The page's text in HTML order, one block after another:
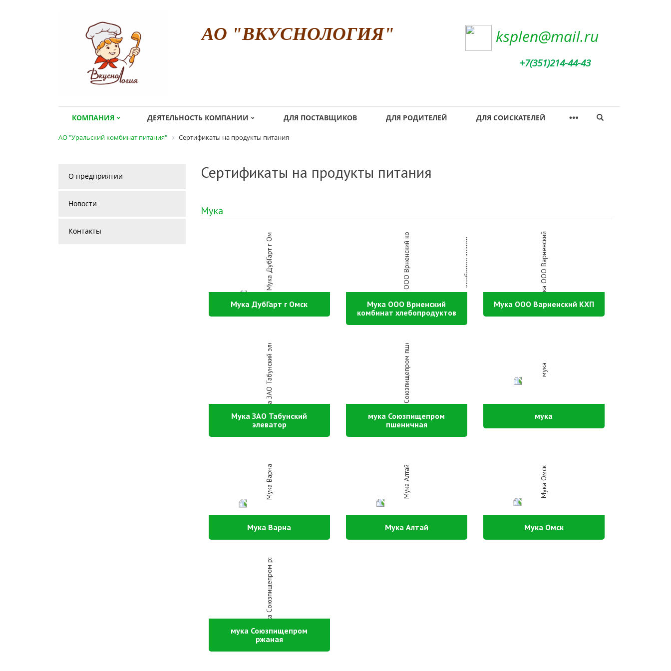
АО "ВКУСНОЛОГИЯ" ksplen@mail.ru
+7(351)214-44-43
КОМПАНИЯ ДЕЯТЕЛЬНОСТЬ КОМПАНИИ ДЛЯ ПОСТАВЩИКОВ ДЛЯ РОДИТЕЛЕЙ ДЛЯ СОИСКАТЕЛЕЙ
АО "Уральский комбинат питания" Сертификаты на продукты питания
Сертификаты на продукты питания
Мука
Мука ДубГарт г Омск
Мука ООО Врненский
комбинат хлебопродуктов
Мука ООО Варненский КХП
Мука ЗАО Табунский
элеватор
мука Союзпищепром
пшеничная
мука
Мука Варна Мука Алтай Мука Омск
мука Союзпищепром
ржаная
О предприятии
Новости
Контакты